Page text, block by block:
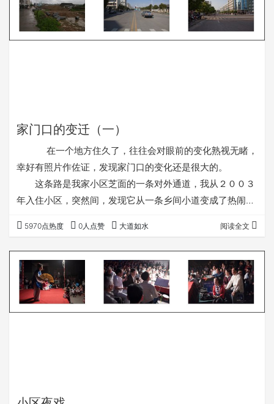
日。 ２００６年１０月７日。 现在，２０１
１年７月１６日。 第二个…
家门口的变迁（一）
在一个地方住久了，往往会对眼前的变化熟视无睹，
幸好有照片作佐证，发现家门口的变化还是很大的。
这条路是我家小区芝面的一条对外通道，我从２００３
年入住小区，突然间，发现它从一条乡间小道变成了热闹的
区建成后，开发公司建了半幅道路，供居民通行。
２００５年８月２７日，道路拓宽工程刚刚开始。
２００８年７月８日，道路建成有两年了，右边还是一块空
地。 ２００９年１月２５日，右边建起了围墙，职
教中心已经成规模了。 ２００９年８…
5970点热度 0人点赞 大道如水 阅读全文